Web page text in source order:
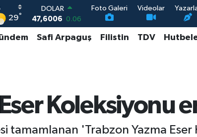
29°
DOLAR
47,6006 0.06
EURO
55,0250 0.02
13.799 70
Foto Galeri Videolar
Safi Arpaguş Filistin TDV
Koleksiyonu
tamamlanan 'Trabzon Yazma Eser